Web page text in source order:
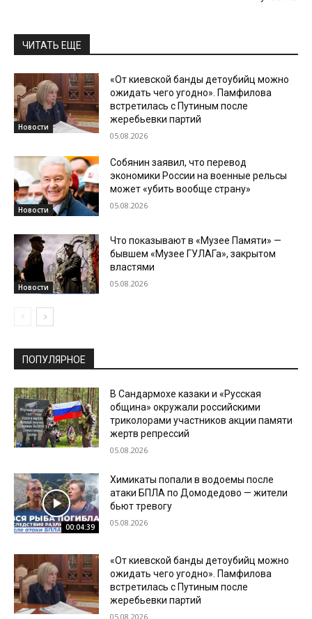
ЧИТАТЬ ЕЩЕ
Новости
«От киевской банды детоубийц можно
ожидать чего угодно». Памфилова
встретилась с Путиным после
жеребьевки партий
05.08.2026
Новости
Собянин заявил, что перевод
экономики России на военные рельсы
может «убить вообще страну»
05.08.2026
Новости
Что показывают в «Музее Памяти» —
бывшем «Музее ГУЛАГа», закрытом
властями
05.08.2026
ПОПУЛЯРНОЕ
В Сандармохе казаки и «Русская
община» окружали российскими
триколорами участников акции памяти
жертв репрессий
05.08.2026
00:04:39
Химикаты попали в водоемы после
атаки БПЛА по Домодедово — жители
бьют тревогу
05.08.2026
«От киевской банды детоубийц можно
ожидать чего угодно». Памфилова
встретилась с Путиным после
жеребьевки партий
05.08.2026